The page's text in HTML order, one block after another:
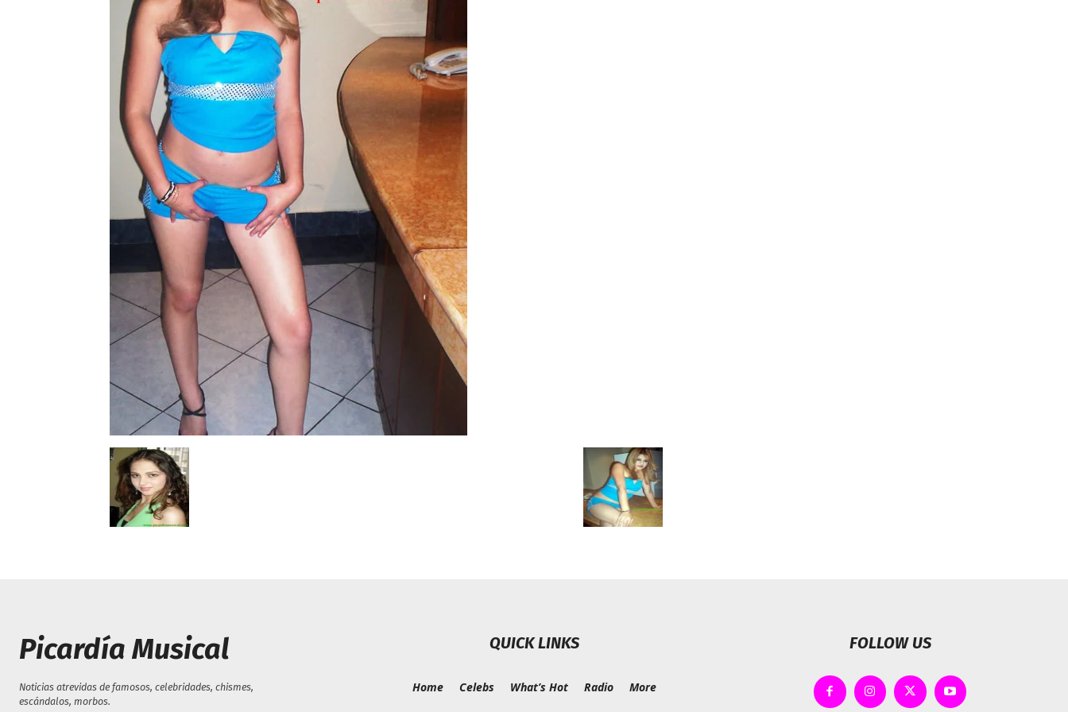
Picardía Musical
Noticias atrevidas de famosos, celebridades, chismes,
escándalos, morbos.
QUICK LINKS
Home Celebs What’s Hot Radio More
FOLLOW US